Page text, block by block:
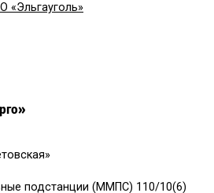
«Эльгауголь»
подстанции (ММПС) 110/10(6)